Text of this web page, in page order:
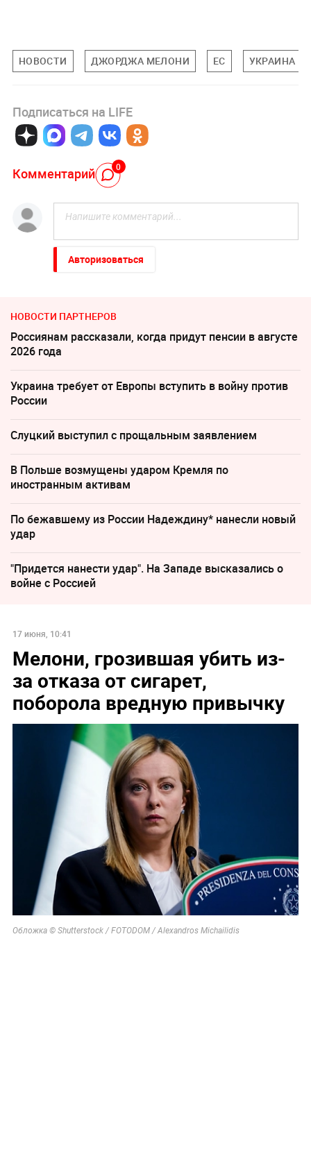
НОВОСТИ ДЖОРДЖА МЕЛОНИ ЕС УКРАИНА
Подписаться на LIFE
Комментарий 0
Авторизоваться
НОВОСТИ ПАРТНЕРОВ
Россиянам рассказали, когда придут пенсии в августе
2026 года
Украина требует от Европы вступить в войну против
России
Слуцкий выступил с прощальным заявлением
В Польше возмущены ударом Кремля по
иностранным активам
По бежавшему из России Надеждину* нанесли новый
удар
"Придется нанести удар". На Западе высказались о
войне с Россией
17 июня, 10:41
Мелони, грозившая убить из-
за отказа от сигарет,
поборола вредную привычку
Обложка © Shutterstock / FOTODOM / Alexandros Michailidis